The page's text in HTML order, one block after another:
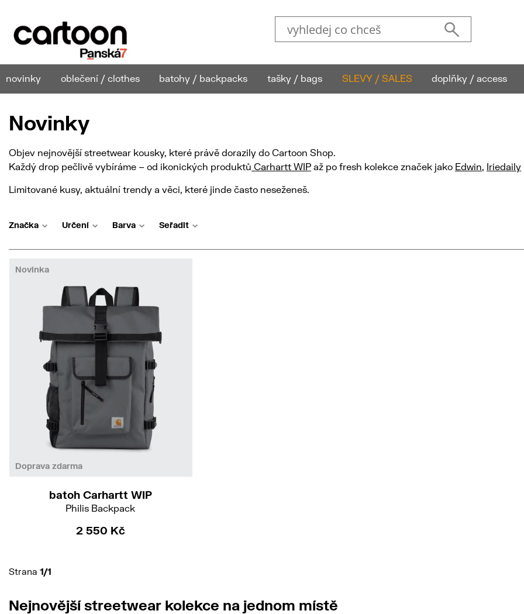
novinky oblečení / clothes batohy / backpacks tašky / bags SLEVY / SALES doplňky / access
Novinky
Objev nejnovější streetwear kousky, které právě dorazily do Cartoon Shop.
Každý drop pečlivě vybíráme – od ikonických produktů Carhartt WIP až po fresh kolekce značek jako Edwin, Iriedaily
Limitované kusy, aktuální trendy a věci, které jinde často neseženeš.
Značka Určení Barva Seřadit
Doprava zdarma
Novinka
batoh Carhartt WIP
Philis Backpack
2 550 Kč
Strana 1/1
Nejnovější streetwear kolekce na jednom místě